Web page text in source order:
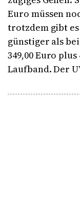
Euro müssen
trotzdem gibt
günstiger als
349,00 Euro
Laufband. Der